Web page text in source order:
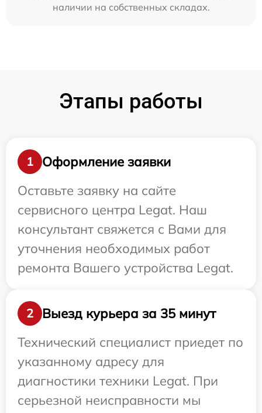
наличии на собственных складах.
Этапы работы
1
Оформление заявки
Оставьте заявку на сайте
сервисного центра Legat. Наш
консультант свяжется с Вами для
уточнения необходимых работ
ремонта Вашего устройства Legat.
2
Выезд курьера за 35 минут
Технический специалист приедет по
указанному адресу для
диагностики техники Legat. При
серьезной неисправности мы